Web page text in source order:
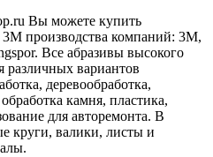
Вы можете купить
3М производства компаний: 3М,
Все абразивы высокого
различных вариантов
деревообработка,
камня, пластика,
для авторемонта. В
круги, валики, листы и